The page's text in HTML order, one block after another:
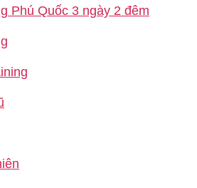
Phú Quốc 3 ngày 2 đêm